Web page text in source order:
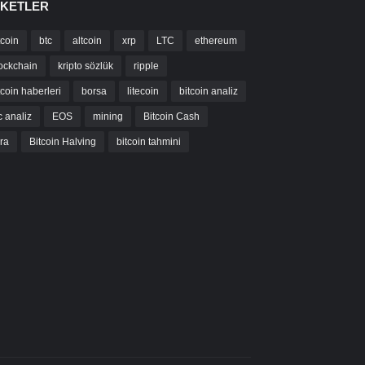
btc altcoin xrp LTC ethereum
kripto sözlük ripple
haberleri borsa litecoin bitcoin analiz
analiz EOS mining Bitcoin Cash
Bitcoin Halving bitcoin tahmini